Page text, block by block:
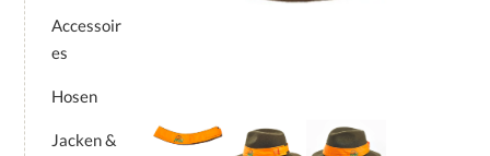
Accessoir
es
Hosen
Jacken &